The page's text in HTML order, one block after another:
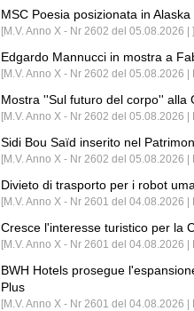
MSC Poesia posizionata in
[M.V. Anno X - Nr 2602 del 05.08.2026 | ]
Edgardo Mannucci in mostra a
[M.V. Anno X - Nr 2602 del 05.08.2026 |
Mostra ''Sul futuro del corpo'' alla
[M.V. Anno X - Nr 2602 del 05.08.2026
Sidi Bou Saïd inserito nel
[M.V. Anno X - Nr 2602 del 05.08.2026
Divieto di trasporto per i robot
[M.V. Anno X - Nr 2601 del 04.08.2026
Cresce l'interesse turistico per la
[M.V. Anno X - Nr 2601 del 04.08.2026 |
BWH Hotels prosegue
Plus
[M.V. Anno X - Nr 2601 del 04.08.2026 |